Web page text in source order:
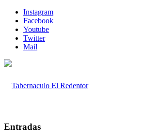
Instagram
Facebook
Youtube
Twitter
Mail
Entradas